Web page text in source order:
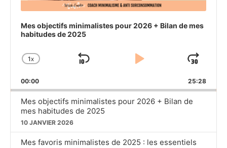
Mes objectifs minimalistes pour 2026 + Bilan de mes
habitudes de 2025
CHANGE
RATE
1X
SKIP
PLAY
PAUSE
00:00 25:28
Mes objectifs minimalistes pour 2026 + Bilan de
mes habitudes de 2025
10 JANVIER 2026
Mes favoris minimalistes de 2025 : les essentiels